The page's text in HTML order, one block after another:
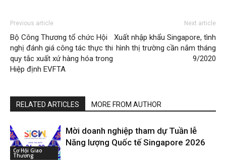
Previous article
Bộ Công Thương tổ chức Hội
nghị đánh giá công tác thực thi
quy tắc xuất xứ hàng hóa trong
Hiệp định EVFTA
Next article
Xuất nhập khẩu Singapore, tình
hình thị trường cần nắm tháng
9/2020
RELATED ARTICLES MORE FROM AUTHOR
Cơ Hội Giao
Thương
Mời doanh nghiệp tham dự Tuần lễ
Năng lượng Quốc tế Singapore 2026